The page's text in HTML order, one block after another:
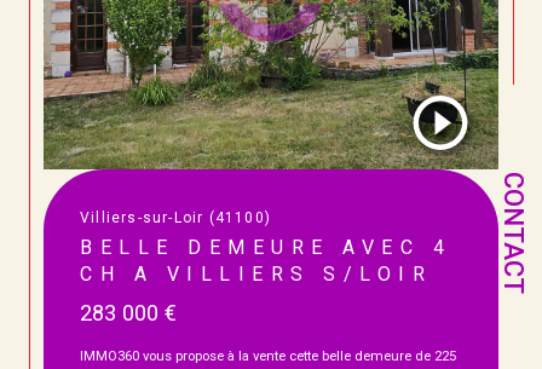
CONTACT
Villiers-sur-Loir (41100)
BELLE DEMEURE AVEC 4
CH A VILLIERS S/LOIR
283 000 €
IMMO360 vous propose à la vente cette belle demeure de 225